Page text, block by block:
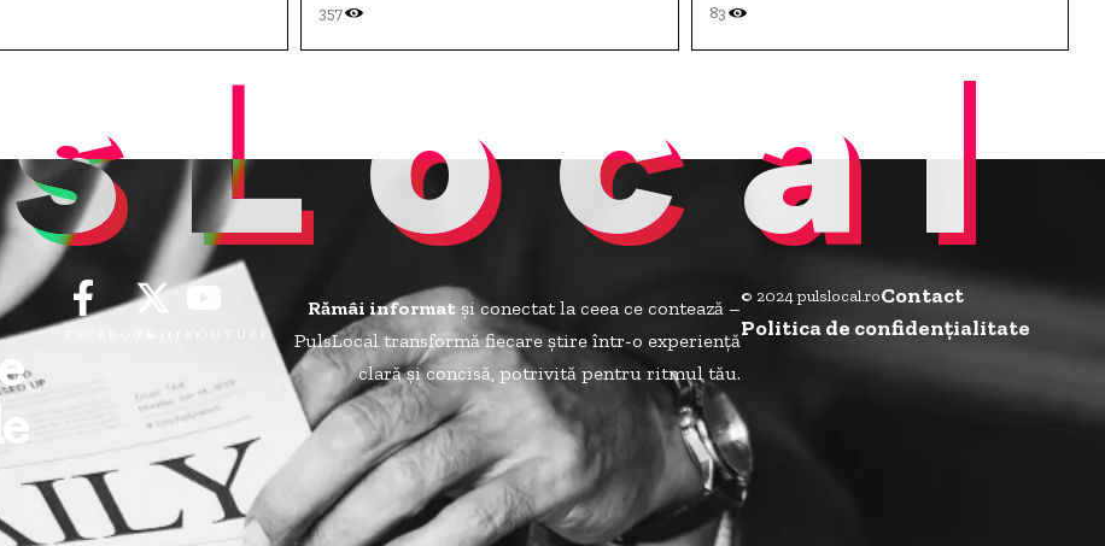
357
83
YOUTUBE
Rămâi informatși conectat la ceea ce contează –
PulsLocal transformă fiecare știre într-o experiență
clară și concisă, potrivită pentru ritmul tău.
© 2024 pulslocal.roContact
Politica de confidenţialitate